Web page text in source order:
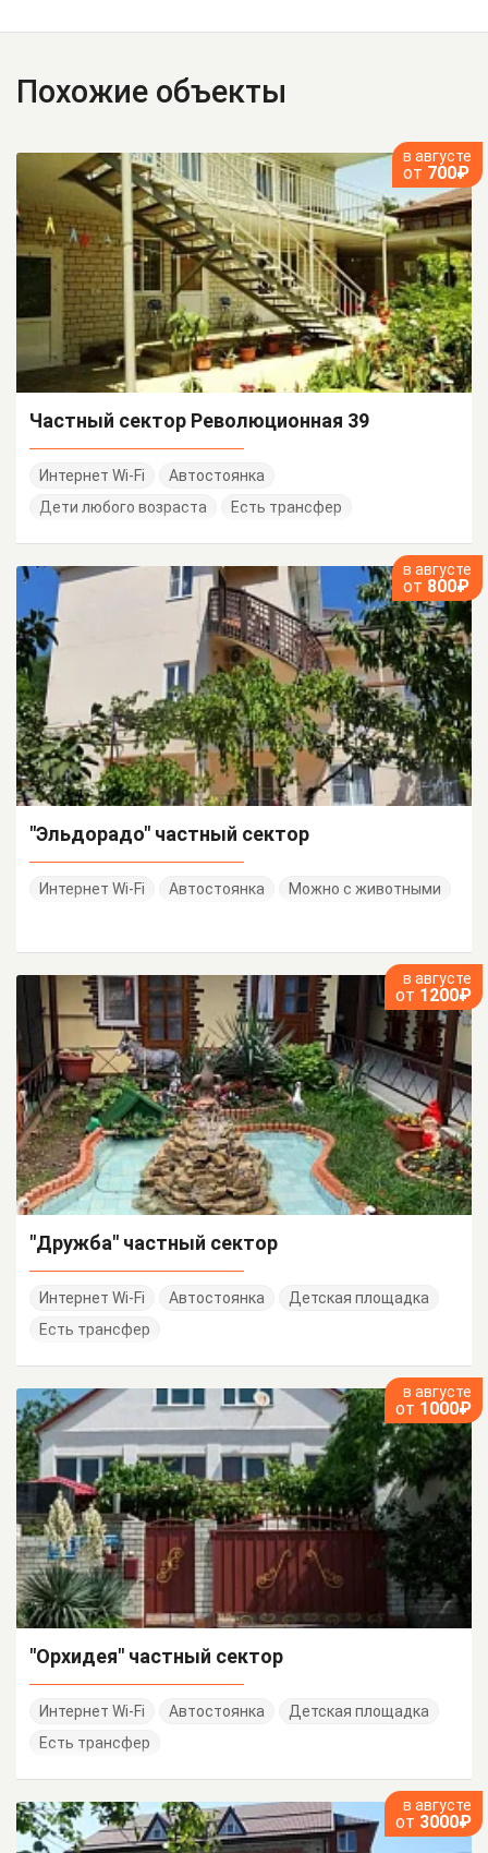
Похожие объекты
в августе
от 700₽
Частный сектор Революционная 39
Интернет Wi-Fi
Автостоянка
Дети любого возраста
Есть трансфер
в августе
от 800₽
"Эльдорадо" частный сектор
Интернет Wi-Fi Автостоянка Можно с животными
в августе
от 1200₽
"Дружба" частный сектор
Интернет Wi-Fi Автостоянка
Детская площадка
Есть трансфер
в августе
от 1000₽
"Орхидея" частный сектор
Интернет Wi-Fi Автостоянка
Детская площадка
Есть трансфер
в августе
от 3000₽